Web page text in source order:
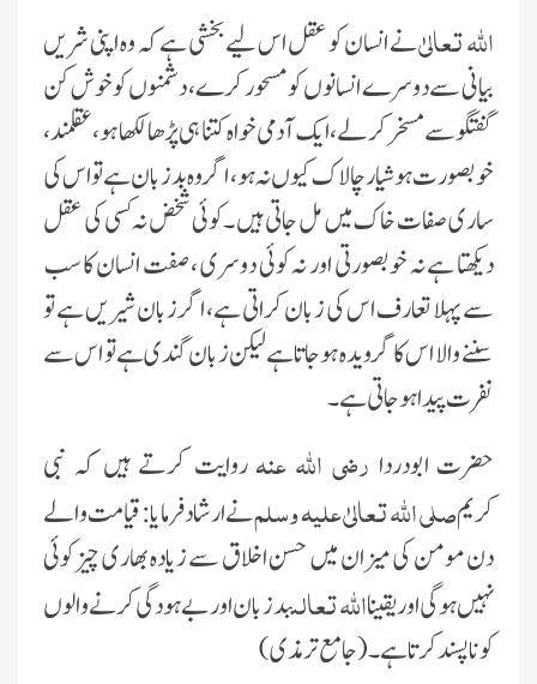
اللہ تعالىٰنے انسان کو عقل اس لىے بخشى ہے کہ وہ اپنى شرىں
بىانى سے دوسرے انسانوں کو مسحور کرے، دشمنوں کو خوش کن
گفتگو سے مسخر کرلے، اىک آدمى خواہ کتنا ہى پڑھا لکھا ہو، عقلمند،
خوبصورت ہو شىار چالاک کىوں نہ ہو، اگر وہ بدزبان ہے تو اس کى
سارى صفات خاک مىں مل جاتى ہىں ۔کوئى شخض نہ کسى کى عقل
دىکھتا ہے نہ خوبصورتى اور نہ کوئى دوسرى ، صفت انسان کا سب
سے پہلا تعارف اس کى زبان کراتى ہے، اگر زبان شىرىں ہے تو
سننے والا اس کا گروىدہ ہوجاتا ہے لىکن زبان گندى ہے تو اس سے
نفرت پىدا ہوجاتى ہے۔
حضرت ابودردا رضى اللہ عنہرواىت کرتے ہىں کہ نبى
کرىمصلى اللہ تعالىٰ علیہ وسلمنے ارشاد فرماىا: قىامت والے
دن مومن کى مىزان مىں حسن اخلاق سے زىادہ بھارى چىز کوئى
نہىں ہوگى اور ىقىنااللہ تعالىبدزبان اور بے ہود گى کرنے والوں
کو ناپسند کرتا ہے۔(جامع ترمذى)